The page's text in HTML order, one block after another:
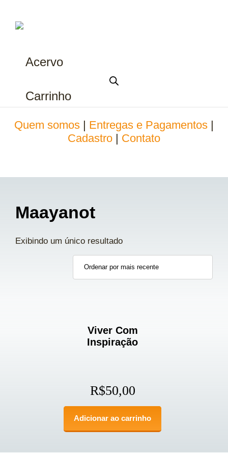
Acervo
Carrinho
Quem somos Entregas e Pagamentos
Cadastro
Contato
Maayanot
Exibindo um único resultado
Viver Com
Inspiração
R$50,00
Adicionar ao carrinho